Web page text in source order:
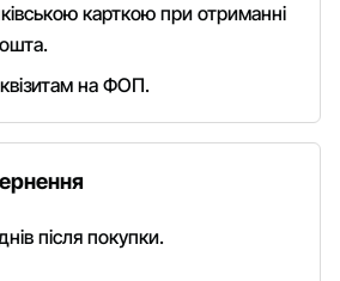
карткою при отриманні
на ФОП.
після покупки.